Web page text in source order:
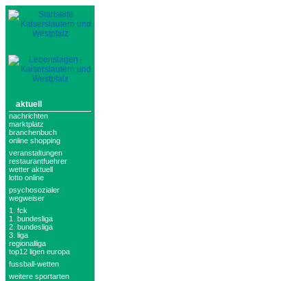
aktuell
nachrichten
marktplatz
branchenbuch
online shopping
veranstaltungen
restaurantfuehrer
wetter aktuell
lotto online
psychosozialer
wegweiser
1. fck
1. bundesliga
2. bundesliga
3. liga
regionalliga
top12 ligen europa
fussball-wetten
weitere sportarten